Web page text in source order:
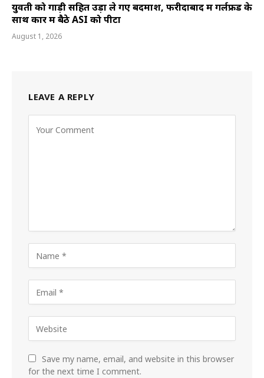
युवती को गाड़ी सहित उड़ा ले गए बदमाश, फरीदाबाद में गर्लफ्रेंड के
साथ कार में बैठे ASI को पीटा
August 1, 2026
LEAVE A REPLY
Save my name, email, and website in this browser
for the next time I comment.